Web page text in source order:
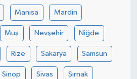
Manisa Mardin
Muş Nevşehir Niğde
Rize Sakarya Samsun
Sinop Sivas Şırnak